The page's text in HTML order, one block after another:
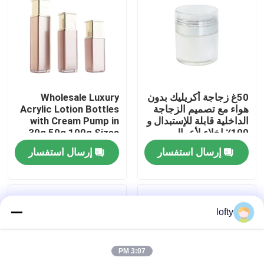
معلومات عنا
رقابة جودة
اتصل بنا
حالات
50غ زجاجة أكريليك بدون
هواء مع تصميم الزجاجة
الداخلية قابلة للإستبدال و
100٪ إخلاء لأعمال
الرعاية الجلدية الممتازة
إرسال استفسار
Wholesale Luxury
Acrylic Lotion Bottles
with Cream Pump in
30g 50g 100g Sizes
for Cosmetic
Packagingإرسال استفسار
lofty
3:07 PM